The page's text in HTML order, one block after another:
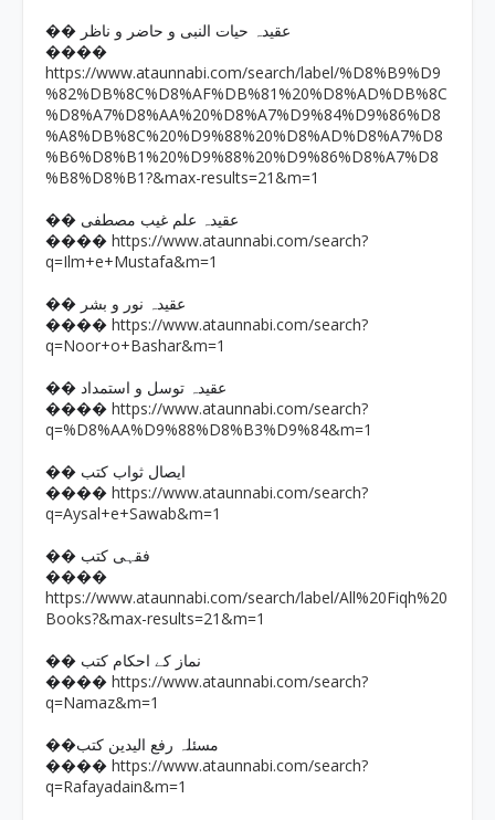
�� عقیدہ حیات النبی و حاضر و ناظر
����
https://www.ataunnabi.com/search/label/%D8%B9%D9
%82%DB%8C%D8%AF%DB%81%20%D8%AD%DB%8C
%D8%A7%D8%AA%20%D8%A7%D9%84%D9%86%D8
%A8%DB%8C%20%D9%88%20%D8%AD%D8%A7%D8
%B6%D8%B1%20%D9%88%20%D9%86%D8%A7%D8
%B8%D8%B1?&max-results=21&m=1
�� عقیدہ علم غیب مصطفی
���� https://www.ataunnabi.com/search?
q=Ilm+e+Mustafa&m=1
�� عقیدہ نور و بشر
���� https://www.ataunnabi.com/search?
q=Noor+o+Bashar&m=1
�� عقیدہ توسل و استمداد
���� https://www.ataunnabi.com/search?
q=%D8%AA%D9%88%D8%B3%D9%84&m=1
�� ایصال ثواب کتب
���� https://www.ataunnabi.com/search?
q=Aysal+e+Sawab&m=1
�� فقہی کتب
����
https://www.ataunnabi.com/search/label/All%20Fiqh%20
Books?&max-results=21&m=1
�� نماز کے احکام کتب
���� https://www.ataunnabi.com/search?
q=Namaz&m=1
��مسئلہ رفع الیدین کتب
���� https://www.ataunnabi.com/search?
q=Rafayadain&m=1